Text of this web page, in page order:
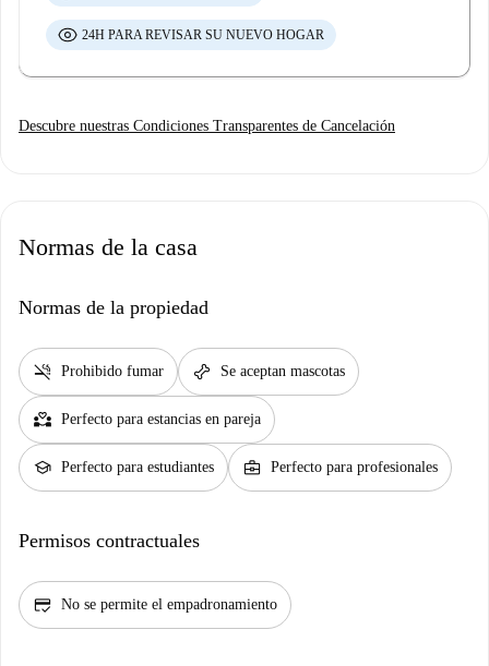
24H PARA REVISAR SU NUEVO HOGAR
Descubre nuestras Condiciones Transparentes de Cancelación
Normas de la casa
Normas de la propiedad
smoke_free Prohibido fumar pet_supplies Se aceptan mascotas
partner_heart Perfecto para estancias en pareja
school Perfecto para estudiantes business_center Perfecto para profesionales
Permisos contractuales
credit_score No se permite el empadronamiento